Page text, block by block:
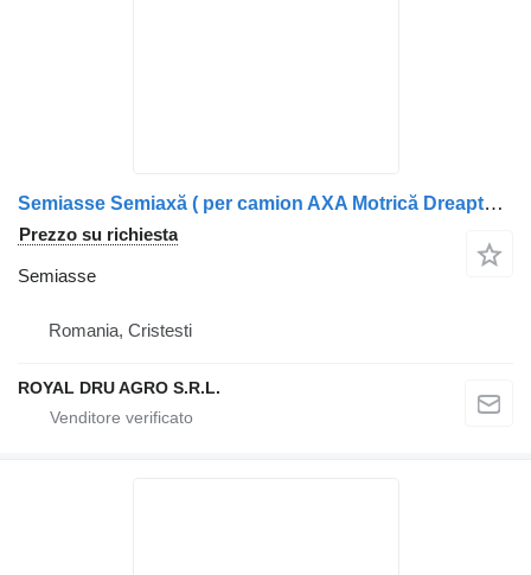
Semiasse Semiaxă ( per camion AXA Motrică Dreapta) Scania 1315681 1761195
Prezzo su richiesta
Semiasse
Romania, Cristesti
ROYAL DRU AGRO S.R.L.